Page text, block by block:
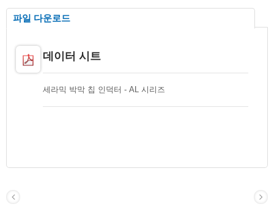
파일 다운로드
데이터 시트
세라믹 박막 칩 인덕터 - AL 시리즈